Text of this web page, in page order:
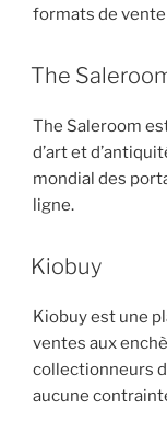
formats de
The
The Saleroom
d’art et
mondial des
ligne.
Kiobuy
Kiobuy est une
ventes aux
collectionneurs
aucune